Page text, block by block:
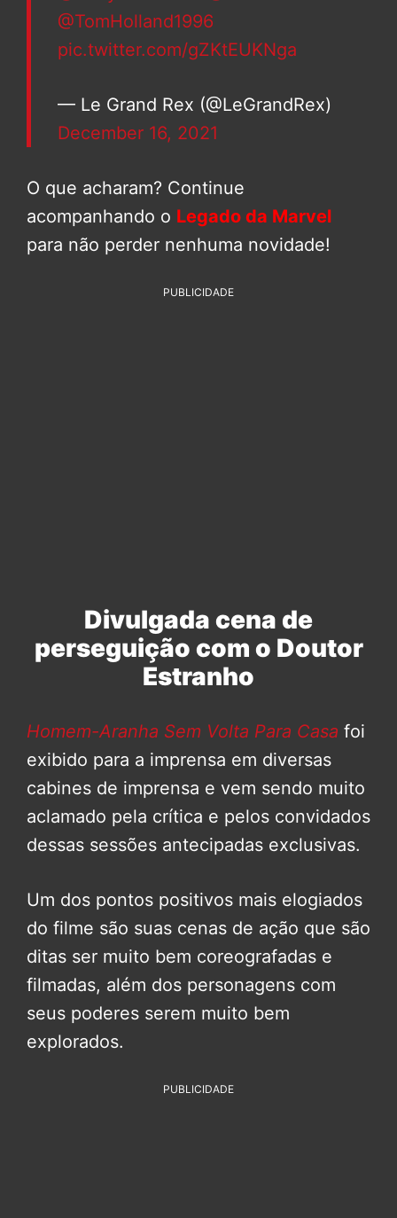
@TomHolland1996
pic.twitter.com/gZKtEUKNga
— Le Grand Rex (@LeGrandRex)
December 16, 2021
O que acharam? Continue
acompanhando o Legado da Marvel
para não perder nenhuma novidade!
PUBLICIDADE
Divulgada cena de
perseguição com o Doutor
Estranho
Homem-Aranha Sem Volta Para Casa foi
exibido para a imprensa em diversas
cabines de imprensa e vem sendo muito
aclamado pela crítica e pelos convidados
dessas sessões antecipadas exclusivas.
Um dos pontos positivos mais elogiados
do filme são suas cenas de ação que são
ditas ser muito bem coreografadas e
filmadas, além dos personagens com
seus poderes serem muito bem
explorados.
PUBLICIDADE